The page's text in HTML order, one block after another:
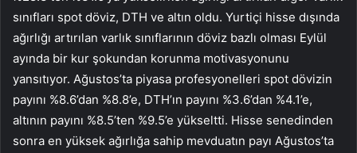
sınıfları spot döviz, DTH ve altın oldu. Yurtiçi hisse dışında
ağırlığı artırılan varlık sınıflarının döviz bazlı olması Eylül
ayında bir kur şokundan korunma motivasyonunu
yansıtıyor. Ağustos’ta piyasa profesyonelleri spot dövizin
payını %8.6’dan %8.8’e, DTH’ın payını %3.6’dan %4.1’e,
altının payını %8.5’ten %9.5’e yükseltti. Hisse senedinden
sonra en yüksek ağırlığa sahip mevduatın payı Ağustos’ta